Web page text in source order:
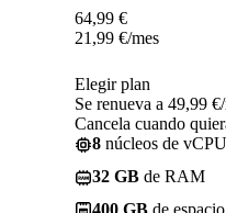
64,99 €
21,99 €/mes
Elegir plan
Se renueva a 49,99
Cancela cuando
8 núcleos de vCPU
32 GB de RAM